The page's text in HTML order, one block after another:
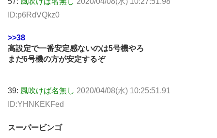
ID:p6RdVQkz0
>>38
高設定で一番安定感ないのは5号機やろ
まだ6号機の方が安定するぞ
39: 風吹けば名無し 2020/04/08(水) 10:25:51.91
ID:YHNKEKFed
スーパービンゴ